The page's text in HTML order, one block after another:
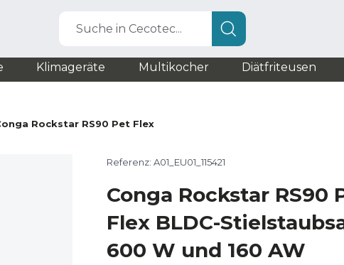
Suche in Cecotec...
Klimageräte Multikocher Diätfriteusen
Rockstar RS90 Pet Flex
Referenz: A01_EU01_115421
Conga Rockstar RS90
Flex BLDC-
600 W und 160 AW